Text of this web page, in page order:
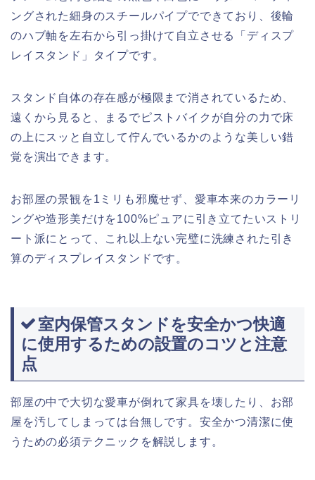
ングされた細身のスチールパイプでできており、後輪
のハブ軸を左右から引っ掛けて自立させる「ディスプ
レイスタンド」タイプです。
スタンド自体の存在感が極限まで消されているため、
遠くから見ると、まるでピストバイクが自分の力で床
の上にスッと自立して佇んでいるかのような美しい錯
覚を演出できます。
お部屋の景観を1ミリも邪魔せず、愛車本来のカラーリ
ングや造形美だけを100%ピュアに引き立てたいストリ
ート派にとって、これ以上ない完璧に洗練された引き
算のディスプレイスタンドです。
室内保管スタンドを安全かつ快適
に使用するための設置のコツと注意
点
部屋の中で大切な愛車が倒れて家具を壊したり、お部
屋を汚してしまっては台無しです。安全かつ清潔に使
うための必須テクニックを解説します。